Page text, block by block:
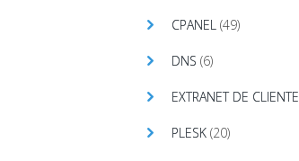
CPANEL (49)
DNS (6)
EXTRANET DE CLIENTE
PLESK (20)